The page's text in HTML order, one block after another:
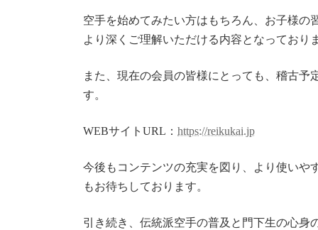
空手を始めてみたい方はもちろん、お子様の
より深くご理解いただける内容となっており
また、現在の会員の皆様にとっても、稽古
す。
WEBサイトURL： https://reikukai.jp
今後もコンテンツの充実を図り、より使いや
もお待ちしております。
引き続き、伝統派空手の普及と門下生の心身